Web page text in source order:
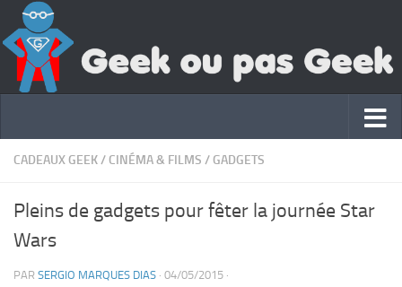
CADEAUX GEEK/ CINÉMA & FILMS / GADGETS
Pleins de gadgets pour fêter la journée Star
Wars
PAR SERGIO MARQUES DIAS · 04/05/2015 ·